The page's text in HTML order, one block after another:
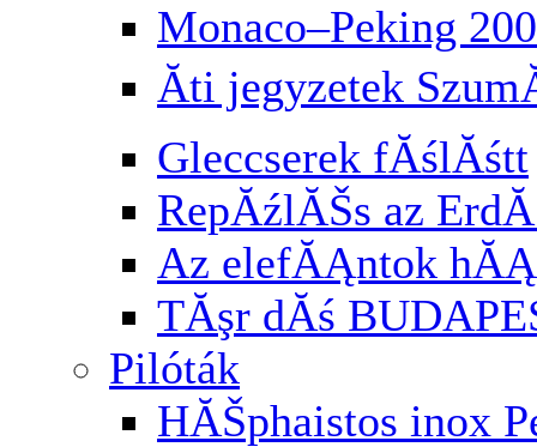
Monaco–Peking
Ăti jegyzetek
Gleccserek fĂślĂśtt
RepĂźlĂŠs az
Az elefĂĄntok
TĂşr dĂś
Pilóták
HĂŠphaistos inox